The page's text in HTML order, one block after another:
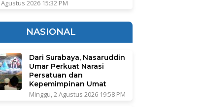
2026 15:32 PM
NASIONAL
Dari Surabaya, Nasaruddin
Umar Perkuat Narasi
Persatuan dan
Kepemimpinan Umat
Minggu, 2 Agustus 2026 19:58 PM